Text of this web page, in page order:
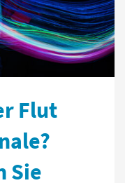
Flut
Sie